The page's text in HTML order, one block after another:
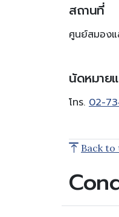
สถานที่
ศูนย์สมองแ
นัดหมาย
โทร. 02-
Back to